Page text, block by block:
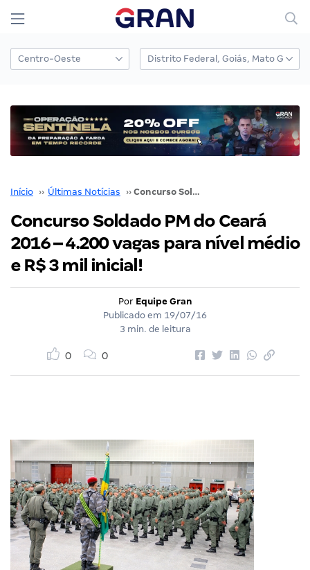
Início ›› Últimas Notícias ›› Concurso Soldado PM do Ceará 2016 – 4.200 vagas para nível médio e R$ 3 mil inicial!
Concurso Soldado PM do Ceará
2016 – 4.200 vagas para nível médio
e R$ 3 mil inicial!
Por Equipe Gran
Publicado em 19/07/16
3 min. de leitura
0 0